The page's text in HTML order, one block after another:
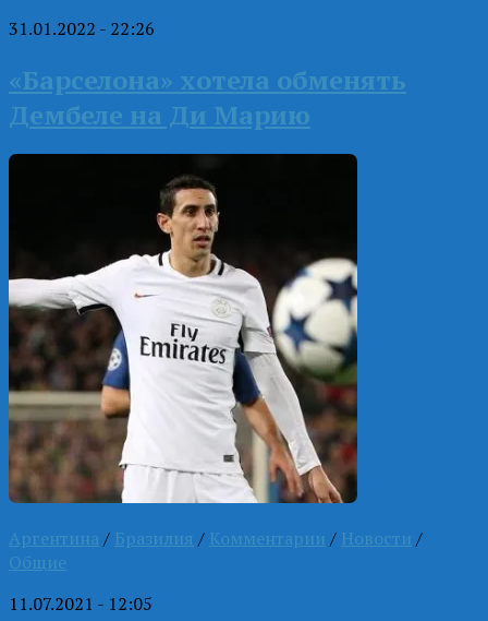
31.01.2022 - 22:26
«Барселона» хотела обменять
Дембеле на Ди Марию
Аргентина / Бразилия / Комментарии / Новости /
Общие
11.07.2021 - 12:05